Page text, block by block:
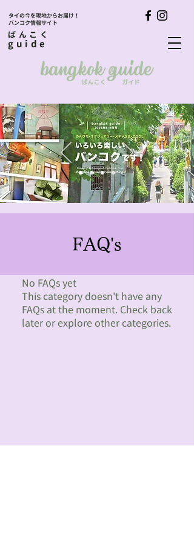
タイの今を現地からお届け！
バンコク情報サイト
ばんこく
guide
FAQ's
No FAQs yet
This category doesn't have any
FAQs at the moment. Check back
later or explore other categories.